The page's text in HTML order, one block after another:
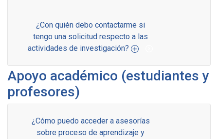
¿Con quién debo contactarme si
tengo una solicitud respecto a las
actividades de investigación?
Apoyo académico (estudiantes y
profesores)
¿Cómo puedo acceder a asesorías
sobre proceso de aprendizaje y